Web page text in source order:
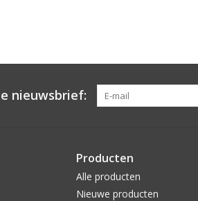
nieuwsbrief:
Producten
Alle producten
Nieuwe producten